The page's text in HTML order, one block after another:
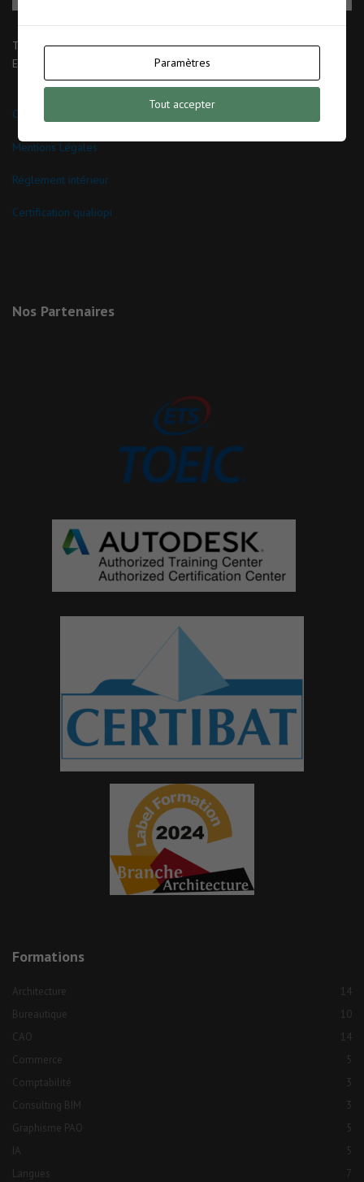
Tel : 01 42 01 10 51
E-mail : contact@cegef.com
CGV
Mentions Légales
Réglement intérieur
Certification qualiopi
Nos Partenaires
Formations
Architecture
14
Bureautique
10
CAO
14
Commerce
5
Comptabilité
3
Consulting BIM
3
Graphisme PAO
5
IA
5
Langues
7
Paramètres
Tout accepter